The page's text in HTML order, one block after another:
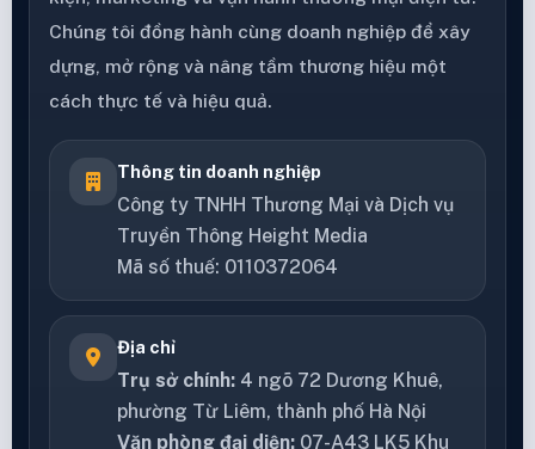
Chúng tôi đồng hành cùng doanh nghiệp để xây
dựng, mở rộng và nâng tầm thương hiệu một
cách thực tế và hiệu quả.
Thông tin doanh nghiệp
Công ty TNHH Thương Mại và Dịch vụ
Truyền Thông Height Media
Mã số thuế: 0110372064
Địa chỉ
Trụ sở chính: 4 ngõ 72 Dương Khuê,
phường Từ Liêm, thành phố Hà Nội
Văn phòng đại diện: 07-A43 LK5 Khu